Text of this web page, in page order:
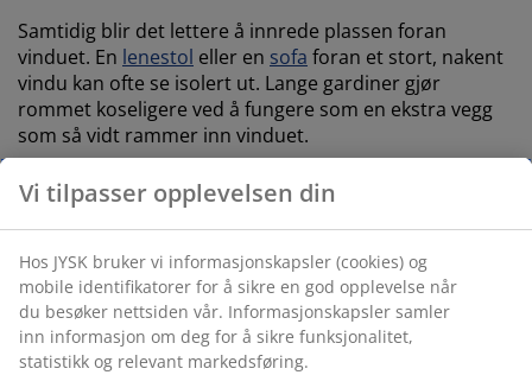
Samtidig blir det lettere å innrede plassen foran
vinduet. En lenestol eller en sofa foran et stort, nakent
vindu kan ofte se isolert ut. Lange gardiner gjør
rommet koseligere ved å fungere som en ekstra vegg
som så vidt rammer inn vinduet.
Vi tilpasser opplevelsen din
Hos JYSK bruker vi informasjonskapsler (cookies) og
mobile identifikatorer for å sikre en god opplevelse når
du besøker nettsiden vår. Informasjonskapsler samler
inn informasjon om deg for å sikre funksjonalitet,
statistikk og relevant markedsføring.